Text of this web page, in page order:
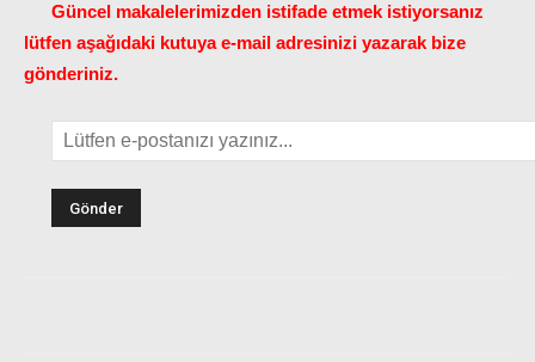
Güncel makalelerimizden istifade etmek istiyorsanız
lütfen aşağıdaki kutuya e-mail adresinizi yazarak bize
gönderiniz.